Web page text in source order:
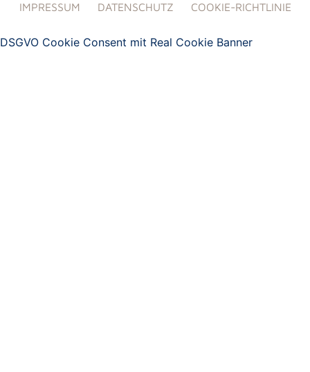
IMPRESSUM DATENSCHUTZ COOKIE-RICHTLINIE
DSGVO Cookie Consent mit Real Cookie Banner